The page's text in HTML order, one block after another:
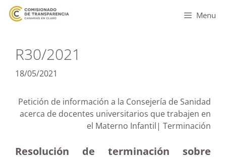
Menu
R30/2021
18/05/2021
Petición de información a la Consejería de Sanidad
acerca de docentes universitarios que trabajen en
el Materno Infantil| Terminación
Resolución de terminación sobre